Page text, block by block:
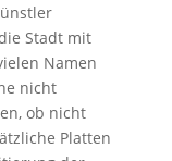
Stadt mit
Namen
nicht
ob nicht
Platten